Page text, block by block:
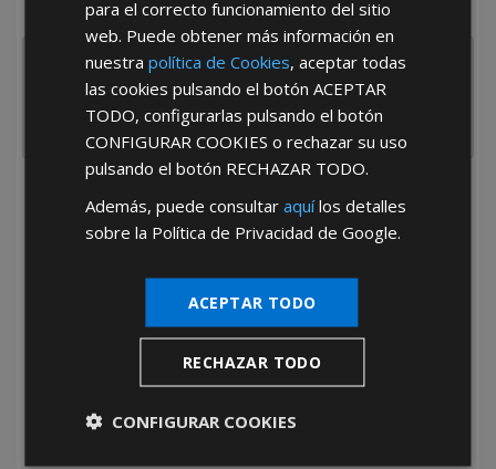
España Portugal Otros
He leído y acepto laPolítica de Privacidad
*Abstenerse particulares, sólo venta a tiendas y empresas minoristas y
para el correcto funcionamiento del sitio
web. Puede obtener más información en
nuestrapolítica de Cookies, aceptar todas
las cookies pulsando el botónACEPTAR
TODO, configurarlas pulsando el botón
CONFIGURAR COOKIES o rechazar su uso
pulsando el botón RECHAZAR TODO.
Además, puede consultaraquílos detalles
sobre la Política de Privacidad de Google.
ACEPTAR TODO
RECHAZAR TODO
CONFIGURAR COOKIES